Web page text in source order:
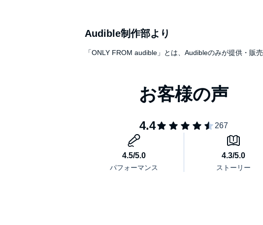
Audible制作部より
「ONLY FROM audible」とは、Audibleのみが提供・販